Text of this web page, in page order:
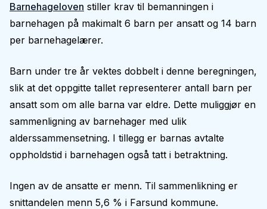
Barnehageloven stiller krav til bemanningen i
barnehagen på makimalt 6 barn per ansatt og 14 barn
per barnehagelærer.
Barn under tre år vektes dobbelt i denne beregningen,
slik at det oppgitte tallet representerer antall barn per
ansatt som om alle barna var eldre. Dette muliggjør en
sammenligning av barnehager med ulik
alderssammensetning. I tillegg er barnas avtalte
oppholdstid i barnehagen også tatt i betraktning.
Ingen av de ansatte er menn. Til sammenlikning er
snittandelen menn 5,6 % i Farsund kommune.